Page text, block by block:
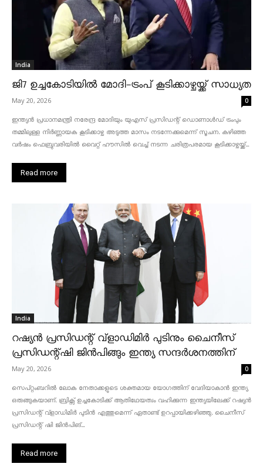
India
ജി7 ഉച്ചകോടിയിൽ മോദി-ട്രംപ് കൂടിക്കാഴ്ചയ്ക്ക് സാധ്യത
May 20, 2026 0
ഇന്ത്യൻ പ്രധാനമന്ത്രി നരേന്ദ്ര മോദിയും യുഎസ് പ്രസിഡന്റ് ഡൊണാൾഡ് ട്രംപും
തമ്മിലുള്ള നിർണ്ണായക കൂടിക്കാഴ്ച അടുത്ത മാസം നടന്നേക്കുമെന്ന് സൂചന. കഴിഞ്ഞ
വർഷം ഫെബ്രുവരിയിൽ വൈറ്റ് ഹൗസിൽ വെച്ച് നടന്ന ചരിത്രപരമായ കൂടിക്കാഴ്ചയ്ക്ക്...
Read more
India
റഷ്യൻ പ്രസിഡന്റ് വ്‌ളാഡിമിർ പുടിനും ചൈനീസ്
പ്രസിഡന്റ്ഷി ജിൻപിങ്ങും ഇന്ത്യ സന്ദർശനത്തിന്
May 20, 2026 0
സെപ്റ്റംബറിൽ ലോക നേതാക്കളുടെ ശക്തമായ യോഗത്തിന് വേദിയാകാൻ ഇന്ത്യ
ഒരുങ്ങുകയാണ്. ബ്രിക്സ് ഉച്ചകോടിക്ക് ആതിഥേയത്വം വഹിക്കുന്ന ഇന്ത്യയിലേക്ക് റഷ്യൻ
പ്രസിഡന്റ് വ്‌ളാഡിമിർ പുടിൻ എത്തുമെന്ന് ഏതാണ്ട് ഉറപ്പായിക്കഴിഞ്ഞു. ചൈനീസ്
പ്രസിഡന്റ് ഷി ജിൻപിങ്...
Read more